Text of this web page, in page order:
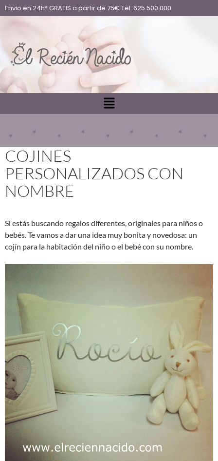
Envio en 24h* GRATIS a partir de 75€ Tel. 625 500 000
COJINES
PERSONALIZADOS CON
NOMBRE
Si estás buscando regalos diferentes, originales para niños o
bebés. Te vamos a dar una idea muy bonita y novedosa: un
cojín para la habitación del niño o el bebé con su nombre.